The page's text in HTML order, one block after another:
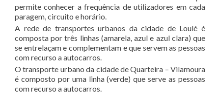
permite conhecer a frequência de utilizadores em cada
paragem, circuito e horário.
A rede de transportes urbanos da cidade de Loulé é
composta por três linhas (amarela, azul e azul clara) que
se entrelaçam e complementam e que servem as pessoas
com recurso a autocarros.
O transporte urbano da cidade de Quarteira – Vilamoura
é composto por uma linha (verde) que serve as pessoas
com recurso a autocarros.